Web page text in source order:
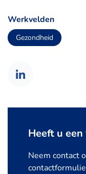
Werkvelden
Gezondheid
Heeft u een
Neem contact